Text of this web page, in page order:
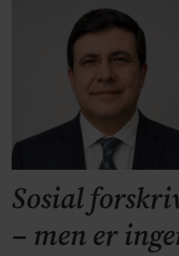
Sosial
– men er